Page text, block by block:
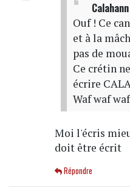
Calahann
Ouf ! Ce
et à la
pas de
Ce crétin
écrire
Waf waf
Moi l'écris
doit être écrit
Répondre